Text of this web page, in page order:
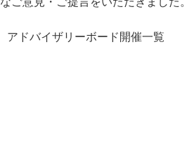
アドバイザリーボード開催一覧